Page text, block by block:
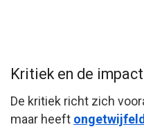
Kritiek en de
De kritiek richt zich
maar heeft